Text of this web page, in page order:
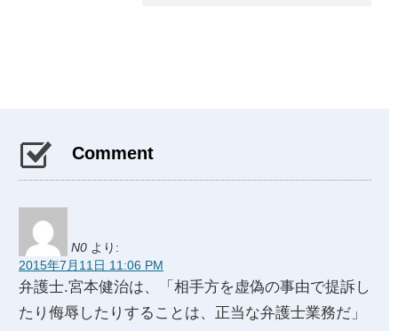
Comment
N0 より:
2015年7月11日 11:06 PM
弁護士.宮本健治は、「相手方を虚偽の事由で提訴し
たり侮辱したりすることは、正当な弁護士業務だ」